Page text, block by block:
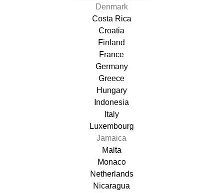
Denmark
Costa Rica
Croatia
Finland
France
Germany
Greece
Hungary
Indonesia
Italy
Luxembourg
Jamaica
Malta
Monaco
Netherlands
Nicaragua